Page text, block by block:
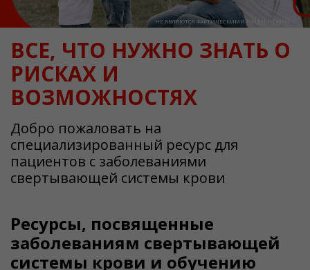
НЕ ЯВЛЯЮТСЯ ФАКТИЧЕСКИМИ ПАЦИЕНТАМИ
ВСЕ, ЧТО НУЖНО ЗНАТЬ О
РИСКАХ И
ВОЗМОЖНОСТЯХ
Добро пожаловать на
специализированный ресурс для
пациентов с заболеваниями
свертывающей системы крови
Ресурсы, посвященные
заболеваниям свертывающей
системы крови и обучению